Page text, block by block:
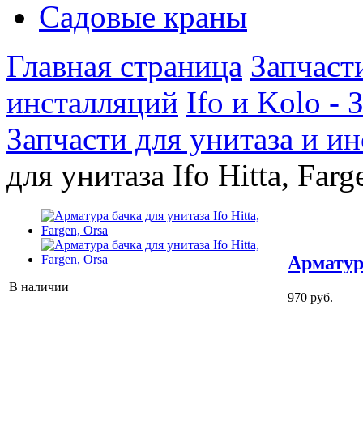
Садовые краны
Главная страница
инсталляций Ifo и Kolo -
Запчасти для унитаза и
для унитаза Ifo Hitta,
В наличии
970 руб.